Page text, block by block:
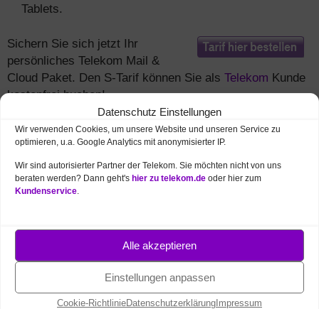
Datenschutz Einstellungen
Wir verwenden Cookies, um unsere Website und unseren Service zu
optimieren, u.a. Google Analytics mit anonymisierter IP.
Wir sind autorisierter Partner der Telekom. Sie möchten nicht von uns
beraten werden? Dann geht's hier zu telekom.de oder hier zum
Kundenservice.
Alle akzeptieren
Einstellungen anpassen
Cookie-RichtlinieDatenschutzerklärung Impressum
Tablets.
Sichern Sie sich jetzt Ihr
persönliches Telekom Mail &
Cloud Paket. Den S-Tarif können Sie als Telekom Kunde
kostenfrei buchen!
NEUE PRODUKTE UND AKTIONEN
Telekom Angebote des Monats